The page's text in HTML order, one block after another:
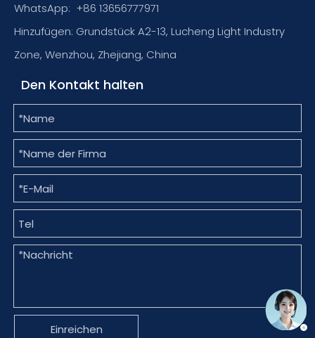
WhatsApp: +86 13656777971
Hinzufügen: Grundstück A2-13, Lucheng Light Industry
Zone, Wenzhou, Zhejiang, China
Den Kontakt halten
Einreichen